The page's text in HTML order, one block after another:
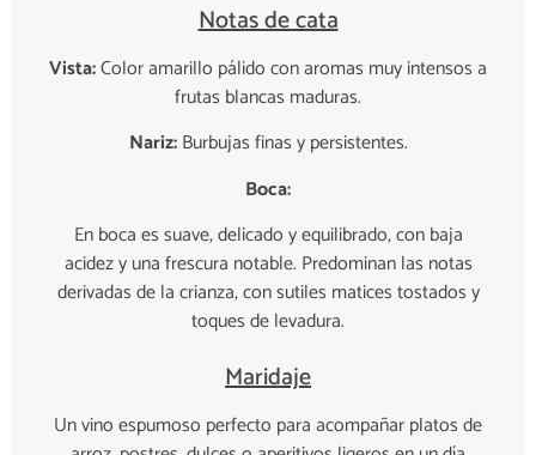
Notas de cata
Vista:Color amarillo pálido con aromas muy intensos a
frutas blancas maduras.
Nariz:Burbujas finas y persistentes.
Boca:
En boca es suave, delicado y equilibrado, con baja
acidez y una frescura notable. Predominan las notas
derivadas de la crianza, con sutiles matices tostados y
toques de levadura.
Maridaje
Un vino espumoso perfecto para acompañar platos de